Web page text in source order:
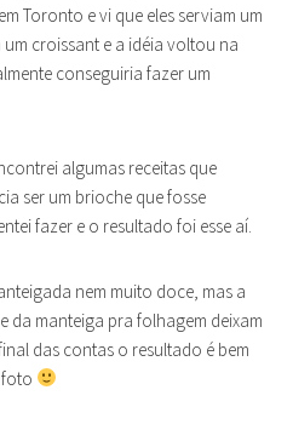
Toronto e vi que eles serviam um
croissant e a idéia voltou na
conseguiria fazer um
algumas receitas que
ser um brioche que fosse
fazer e o resultado foi esse aí.
nem muito doce, mas a
da manteiga pra folhagem deixam
das contas o resultado é bem